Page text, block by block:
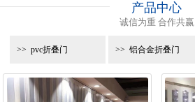
产品中心
诚信为重 合作共赢
pvc折叠门 铝合金折叠门